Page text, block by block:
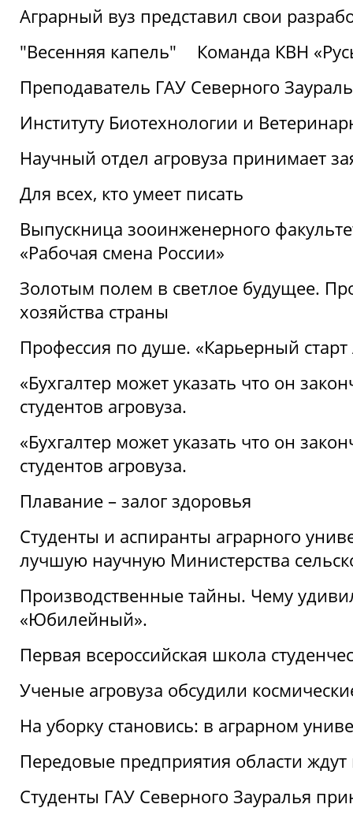
Аграрный вуз представил свои
"Весенняя капель"
Команда КВН
Преподаватель ГАУ Северного
Институту Биотехнологии и
Научный отдел агровуза принимает
Для всех, кто умеет писать
Выпускница зооинженерного
«Рабочая смена России»
Золотым полем в светлое будущее.
хозяйства страны
Профессия по душе. «Карьерный
«Бухгалтер может указать что он
студентов агровуза.
«Бухгалтер может указать что он
студентов агровуза.
Плавание – залог здоровья
Студенты и аспиранты аграрного
лучшую научную Министерства
Производственные тайны. Чему
«Юбилейный».
Первая всероссийская школа
Ученые агровуза обсудили
На уборку становись: в аграрном
Передовые предприятия области ждут
Студенты ГАУ Северного Зауралья